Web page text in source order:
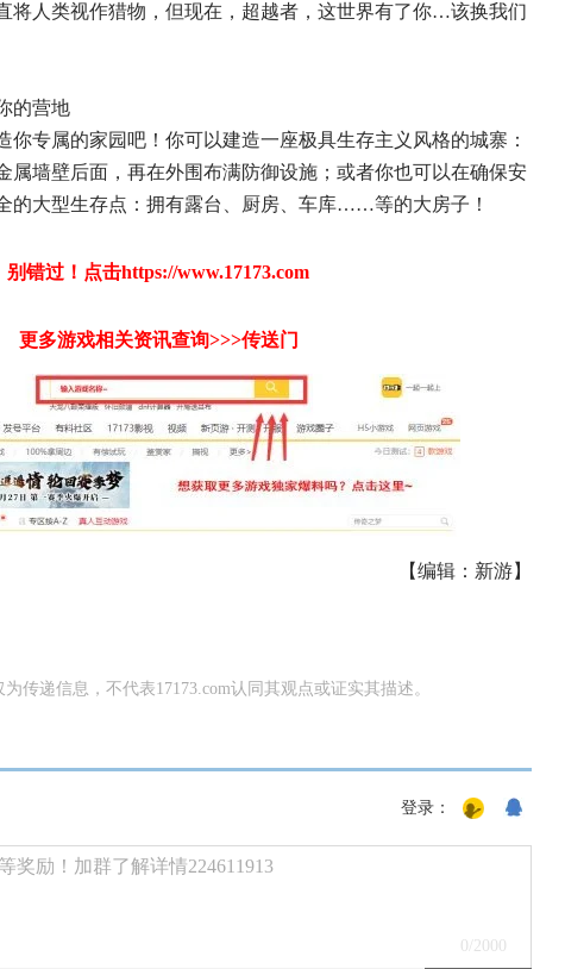
将人类视作猎物，但现在，超越者，这世界有了你…该换我们
的营地
你专属的家园吧！你可以建造一座极具生存主义风格的城寨：
属墙壁后面，再在外围布满防御设施；或者你也可以在确保安
的大型生存点：拥有露台、厨房、车库……等的大房子！
别错过！ 点击https://www.17173.com
更多游戏相关资讯查询>>>传送门
【编辑：新游】
为传递信息，不代表17173.com认同其观点或证实其描述。
登录：
奖励！加群了解详情224611913
0 /2000